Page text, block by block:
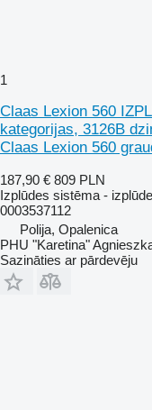
1
Claas Lexion 560
kategorijas, 3126B
Claas Lexion 560
187,90 € 809 PLN
Izplūdes sistēma -
0003537112
Polija, Opalenica
PHU "Karetina"
Sazināties ar pārdevēju